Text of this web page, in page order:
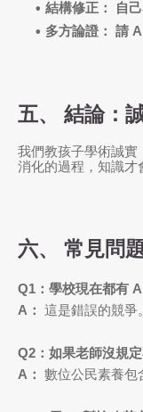
結構修正：
自
多方論證： 請
五、 結論：
我們教孩子學術誠實
消化的過程，知識才
六、 常見問
Q1：學校現在都有
A： 這是錯誤的競爭
Q2：如果老師沒規
A： 數位公民素養包